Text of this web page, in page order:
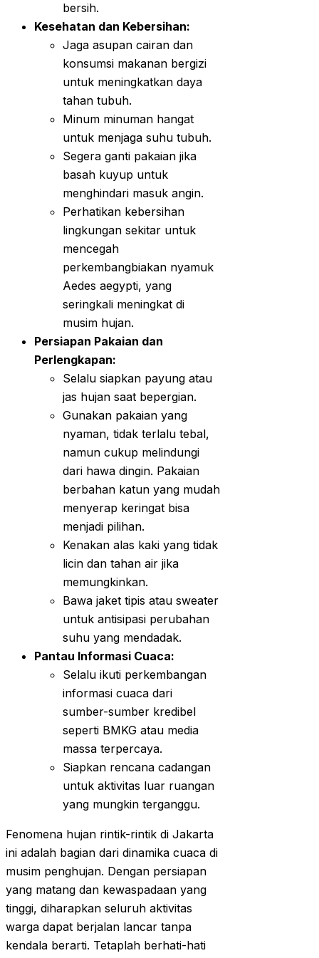
bersih.
Kesehatan dan Kebersihan:
Jaga asupan cairan dan
konsumsi makanan bergizi
untuk meningkatkan daya
tahan tubuh.
Minum minuman hangat
untuk menjaga suhu tubuh.
Segera ganti pakaian jika
basah kuyup untuk
menghindari masuk angin.
Perhatikan kebersihan
lingkungan sekitar untuk
mencegah
perkembangbiakan nyamuk
Aedes aegypti, yang
seringkali meningkat di
musim hujan.
Persiapan Pakaian dan
Perlengkapan:
Selalu siapkan payung atau
jas hujan saat bepergian.
Gunakan pakaian yang
nyaman, tidak terlalu tebal,
namun cukup melindungi
dari hawa dingin. Pakaian
berbahan katun yang mudah
menyerap keringat bisa
menjadi pilihan.
Kenakan alas kaki yang tidak
licin dan tahan air jika
memungkinkan.
Bawa jaket tipis atau sweater
untuk antisipasi perubahan
suhu yang mendadak.
Pantau Informasi Cuaca:
Selalu ikuti perkembangan
informasi cuaca dari
sumber-sumber kredibel
seperti BMKG atau media
massa terpercaya.
Siapkan rencana cadangan
untuk aktivitas luar ruangan
yang mungkin terganggu.
Fenomena hujan rintik-rintik di Jakarta
ini adalah bagian dari dinamika cuaca di
musim penghujan. Dengan persiapan
yang matang dan kewaspadaan yang
tinggi, diharapkan seluruh aktivitas
warga dapat berjalan lancar tanpa
kendala berarti. Tetaplah berhati-hati